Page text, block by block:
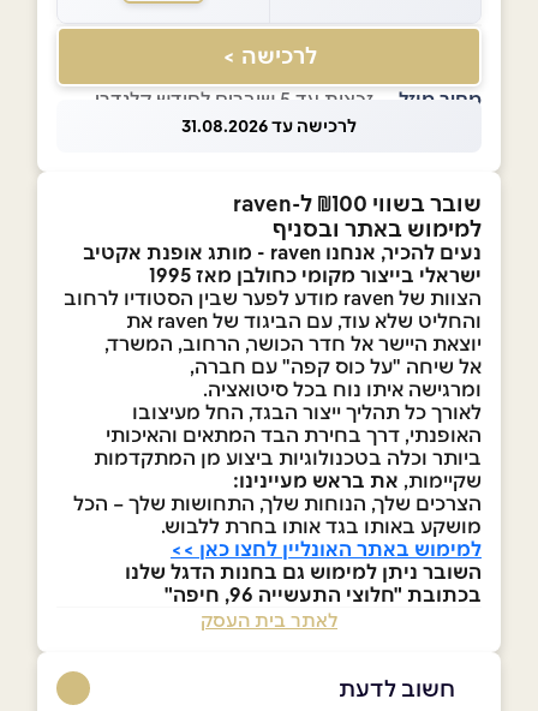
לרכישה >
מחיר מוזל — זכאות עד 5 שוברים לחודש קלנדרי
לרכישה עד 31.08.2026
שובר בשווי ₪100 ל-raven
למימוש באתר ובסניף
נעים להכיר, אנחנו raven - מותג אופנת אקטיב
ישראלי בייצור מקומי כחולבן מאז 1995
הצוות של raven מודע לפער שבין הסטודיו לרחוב
והחליט שלא עוד, עם הביגוד של raven את
יוצאת היישר אל חדר הכושר, הרחוב, המשרד,
אל שיחה "על כוס קפה" עם חברה,
ומרגישה איתו נוח בכל סיטואציה.
לאורך כל תהליך ייצור הבגד, החל מעיצובו
האופנתי, דרך בחירת הבד המתאים והאיכותי
ביותר וכלה בטכנולוגיות ביצוע מן המתקדמות
שקיימות, את בראש מעיינינו:
הצרכים שלך, הנוחות שלך, התחושות שלך – הכל
מושקע באותו בגד אותו בחרת ללבוש.
למימוש באתר האונליין לחצו כאן >>
השובר ניתן למימוש גם בחנות הדגל שלנו
בכתובת "חלוצי התעשייה 96, חיפה"
לאתר בית העסק
חשוב לדעת